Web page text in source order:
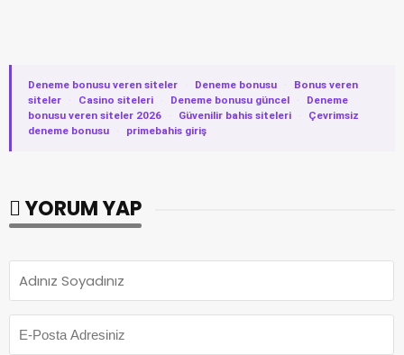
Deneme bonusu veren siteler · Deneme bonusu ·
Bonus veren
siteler
· Casino siteleri · Deneme bonusu güncel ·
Deneme
bonusu veren siteler 2026
· Güvenilir bahis siteleri ·
Çevrimsiz
deneme bonusu
· primebahis giriş
YORUM YAP